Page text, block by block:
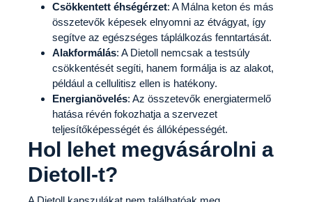
Csökkentett éhségérzet: A Málna keton és más
összetevők képesek elnyomni az étvágyat, így
segítve az egészséges táplálkozás fenntartását.
Alakformálás: A Dietoll nemcsak a testsúly
csökkentését segíti, hanem formálja is az alakot,
például a cellulitisz ellen is hatékony.
Energianövelés: Az összetevők energiatermelő
hatása révén fokozhatja a szervezet
teljesítőképességét és állóképességét.
Hol lehet megvásárolni a
Dietoll-t?